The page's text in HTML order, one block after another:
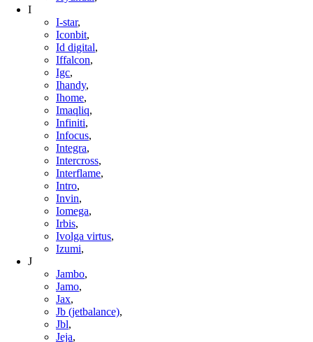
I
I-star,
Iconbit,
Id digital,
Iffalcon,
Igc,
Ihandy,
Ihome,
Imaqliq,
Infiniti,
Infocus,
Integra,
Intercross,
Interflame,
Intro,
Invin,
Iomega,
Irbis,
Ivolga virtus,
Izumi,
J
Jambo,
Jamo,
Jax,
Jb (jetbalance),
Jbl,
Jeja,